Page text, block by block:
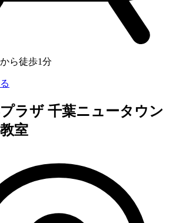
ら徒歩1分
ラザ 千葉ニュータウン
室